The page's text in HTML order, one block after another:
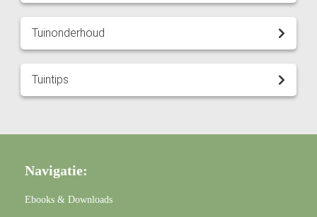
Tuinonderhoud
Tuintips
Navigatie:
Ebooks & Downloads